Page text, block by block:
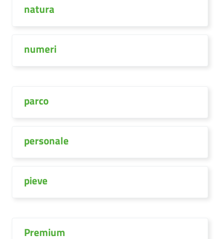
natura
numeri
parco
personale
pieve
Premium